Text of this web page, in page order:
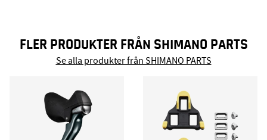
FLER PRODUKTER FRÅN SHIMANO PARTS
Se alla produkter från SHIMANO PARTS